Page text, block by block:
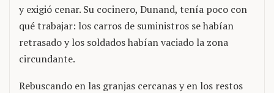
y exigió cenar. Su cocinero, Dunand, tenía poco con
qué trabajar: los carros de suministros se habían
retrasado y los soldados habían vaciado la zona
circundante.
Rebuscando en las granjas cercanas y en los restos